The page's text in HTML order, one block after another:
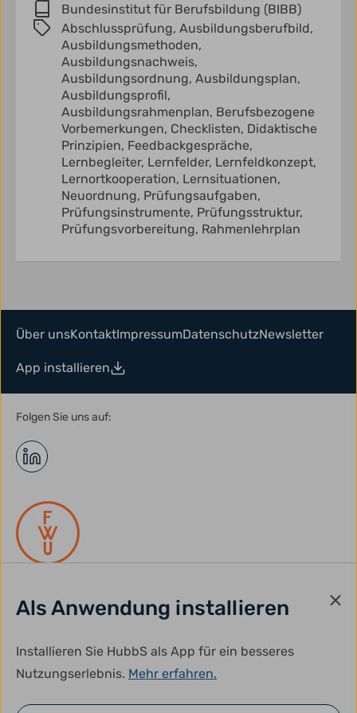
Bundesinstitut für Berufsbildung (BIBB)
Abschlussprüfung, Ausbildungsberufbild,
Ausbildungsmethoden,
Ausbildungsnachweis,
Ausbildungsordnung, Ausbildungsplan,
Ausbildungsprofil,
Ausbildungsrahmenplan, Berufsbezogene
Vorbemerkungen, Checklisten, Didaktische
Prinzipien, Feedbackgespräche,
Lernbegleiter, Lernfelder, Lernfeldkonzept,
Lernortkooperation, Lernsituationen,
Neuordnung, Prüfungsaufgaben,
Prüfungsinstrumente, Prüfungsstruktur,
Prüfungsvorbereitung, Rahmenlehrplan
Als Anwendung installieren
Installieren Sie HubbS als App für ein besseres
Nutzungserlebnis. Mehr erfahren.
Über unsKontaktImpressumDatenschutzNewsletter
App installieren
Folgen Sie uns auf:
gefördert durch: